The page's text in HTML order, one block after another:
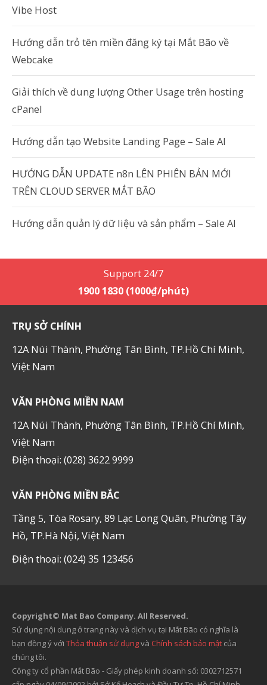
Vibe Host
Hướng dẫn trỏ tên miền đăng ký tại Mắt Bão về
Webcake
Giải thích về dung lượng Other Usage trên hosting
cPanel
Hướng dẫn tạo Website Landing Page – Sale AI
HƯỚNG DẪN UPDATE n8n LÊN PHIÊN BẢN MỚI
TRÊN CLOUD SERVER MẮT BÃO
Hướng dẫn quản lý dữ liệu và sản phẩm – Sale AI
Support 24/7
1900 1830 (1000₫/phút)
TRỤ SỞ CHÍNH
12A Núi Thành, Phường Tân Bình, TP.Hồ Chí Minh,
Việt Nam
VĂN PHÒNG MIỀN NAM
12A Núi Thành, Phường Tân Bình, TP.Hồ Chí Minh,
Việt Nam
Điện thoại: (028) 3622 9999
VĂN PHÒNG MIỀN BẮC
Tầng 5, Tòa Rosary, 89 Lạc Long Quân, Phường Tây
Hồ, TP.Hà Nội, Việt Nam
Điện thoại: (024) 35 123456
Copyright© Mat Bao Company. All Reserved.
Sử dụng nội dung ở trang này và dịch vụ tại Mắt Bão có nghĩa là
bạn đồng ý với Thỏa thuận sử dụngvà Chính sách bảo mật của
chúng tôi.
Công ty cổ phần Mắt Bão - Giấy phép kinh doanh số: 0302712571